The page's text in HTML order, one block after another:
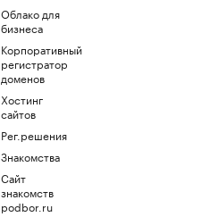
Облако для
бизнеса
Корпоративный
регистратор
доменов
Хостинг
сайтов
Рег.решения
Знакомства
Сайт
знакомств
podbor.ru